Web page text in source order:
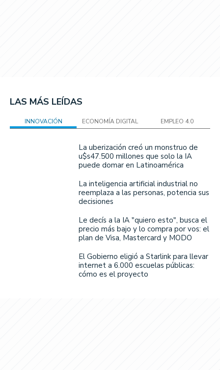
LAS MÁS LEÍDAS
INNOVACIÓN ECONOMÍA DIGITAL EMPLEO 4.0
La uberización creó un monstruo de
u$s47.500 millones que solo la IA
puede domar en Latinoamérica
La inteligencia artificial industrial no
reemplaza a las personas, potencia sus
decisiones
Le decís a la IA "quiero esto", busca el
precio más bajo y lo compra por vos: el
plan de Visa, Mastercard y MODO
El Gobierno eligió a Starlink para llevar
internet a 6.000 escuelas públicas:
cómo es el proyecto